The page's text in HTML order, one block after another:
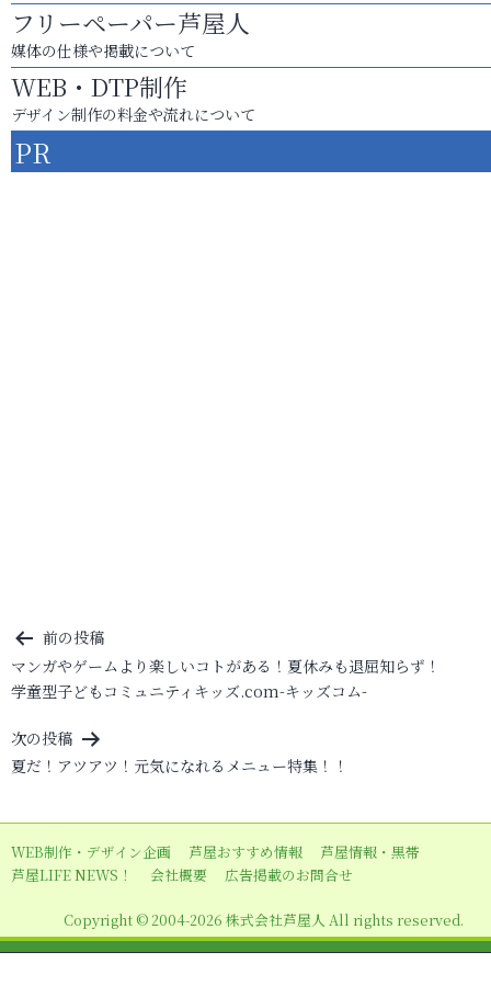
フリーペーパー芦屋人
媒体の仕様や掲載について
WEB・DTP制作
デザイン制作の料金や流れについて
PR
投
稿
ナ
ビ
ゲ
シ
ョ
前の投稿
マンガやゲームより楽しいコトがある！夏休みも退屈知らず！
学童型子どもコミュニティキッズ.com-キッズコム-
次の投稿
夏だ！アツアツ！元気になれるメニュー特集！！
WEB制作・デザイン企画 芦屋おすすめ情報
芦屋情報・黒帯
芦屋LIFE NEWS！
会社概要 広告掲載のお問合せ
Copyright © 2004-2026 株式会社芦屋人 All rights reserved.